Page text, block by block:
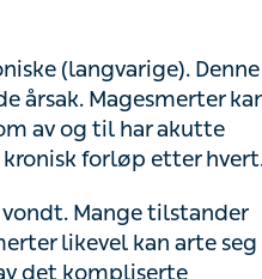
Denne
Magesmerter kan også
har akutte forverringer,
hvert.
Mange tilstander gir
kan arte seg på annet
nettverket av nerver
organer i magen gi